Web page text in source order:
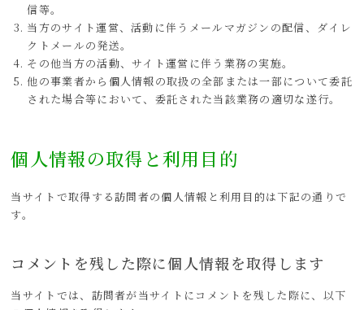
信等。
当方のサイト運営、活動に伴うメールマガジンの配信、ダイレ
クトメールの発送。
その他当方の活動、サイト運営に伴う業務の実施。
他の事業者から個人情報の取扱の全部または一部について委託
された場合等において、委託された当該業務の適切な遂行。
個人情報の取得と利用目的
当サイトで取得する訪問者の個人情報と利用目的は下記の通りで
す。
コメントを残した際に個人情報を取得します
当サイトでは、訪問者が当サイトにコメントを残した際に、以下